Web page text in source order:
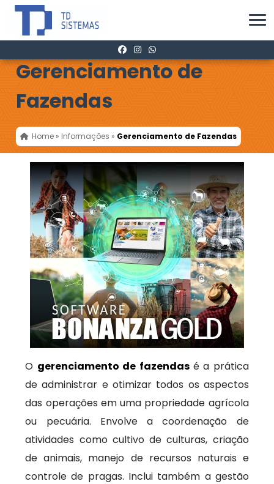
Gerenciamento de
Fazendas
Home » Informações » Gerenciamento de Fazendas
O gerenciamento de fazendasé a prática
de administrar e otimizar todos os aspectos
das operações em uma propriedade agrícola
ou pecuária. Envolve a coordenação de
atividades como cultivo de culturas, criação
de animais, manejo de recursos naturais e
controle de pragas. Inclui também a gestão